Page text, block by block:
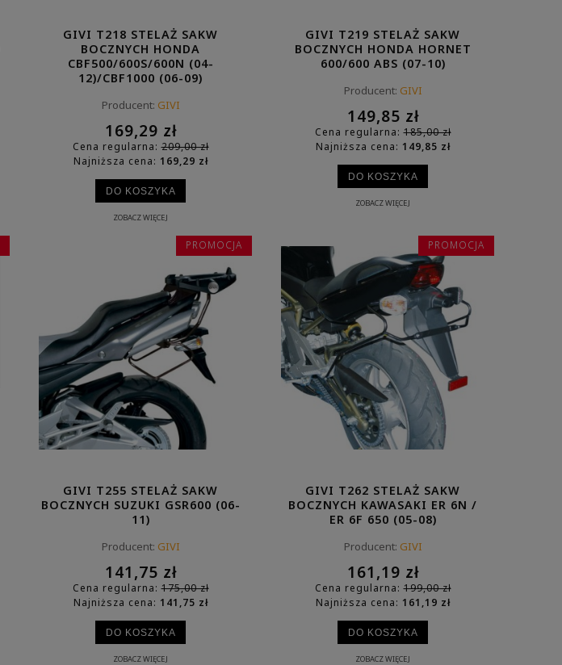
KAPPA KD1201S SZYBA
PRZYCIEMNIANA HONDA XL 750
TRANSALP (23-24)
266,49 zł
Cena regularna:329,00 zł
Najniższa cena:266,49 zł
GIVI D1201ST SZYBA
PRZEZROCZYSTA HONDA XL 750
TRANSALP (23-24)
323,19 zł
Cena regularna:399,00 zł
323,19 zł
GIVI T218 STELAŻ SAKW
BOCZNYCH HONDA
CBF500/600S/600N (04-
12)/CBF1000 (06-09)
Producent: GIVI
169,29 zł
Cena regularna:209,00 zł
Najniższa cena: 169,29 zł
DO KOSZYKA
ZOBACZ WIĘCEJ
GIVI T219 STELAŻ SAKW
BOCZNYCH HONDA HORNET
600/600 ABS (07-10)
Producent: GIVI
149,85 zł
Cena regularna:185,00 zł
Najniższa cena: 149,85 zł
DO KOSZYKA
ZOBACZ WIĘCEJ
GIVI T255 STELAŻ SAKW
BOCZNYCH SUZUKI GSR600 (06-
11)
Producent: GIVI
141,75 zł
Cena regularna:175,00 zł
Najniższa cena: 141,75 zł
DO KOSZYKA
ZOBACZ WIĘCEJ
PROMOCJA
GIVI T262 STELAŻ SAKW
BOCZNYCH KAWASAKI ER 6N /
ER 6F 650 (05-08)
Producent: GIVI
161,19 zł
Cena regularna:199,00 zł
Najniższa cena: 161,19 zł
DO KOSZYKA
ZOBACZ WIĘCEJ
PROMOCJA